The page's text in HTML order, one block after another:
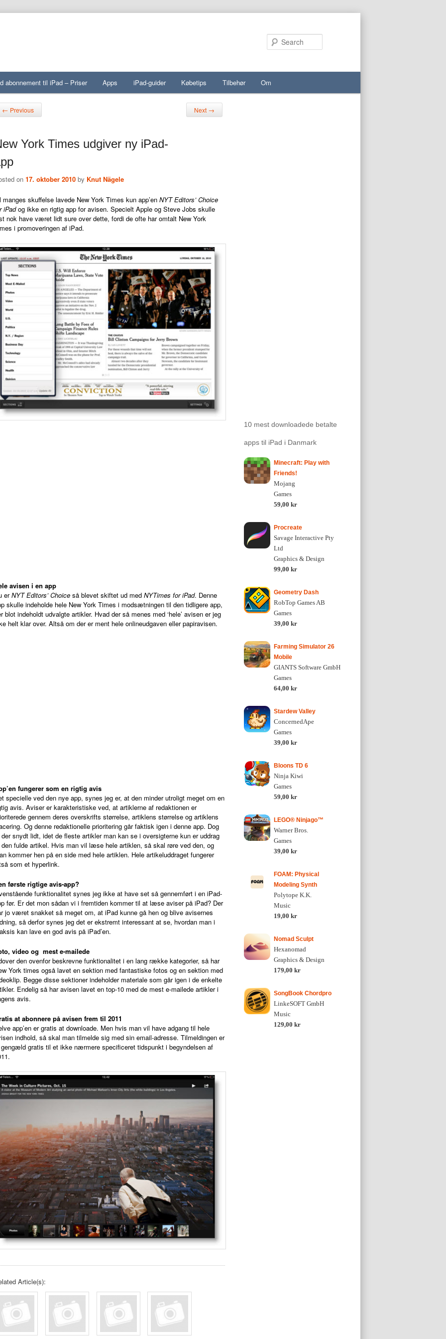
abonnement til iPad – Priser Apps iPad-guider Købetips Tilbehør Om
navigation
← Previous Next →
York Times udgiver ny iPad-
on 17. oktober 2010 by Knut Nägele
manges skuffelse lavede New York Times kun app’en NYT Editors’ Choice
iPadog ikke en rigtig app for avisen. Specielt Apple og Steve Jobs skulle
nok have været lidt sure over dette, fordi de ofte har omtalt New York
i promoveringen af iPad.
avisen i en app
erNYT Editors’ Choice så blevet skiftet ud med NYTimes for iPad. Denne
skulle indeholde hele New York Times i modsætningen til den tidligere app,
blot indeholdt udvalgte artikler. Hvad der så menes med ‘hele’ avisen er jeg
helt klar over. Altså om der er ment hele onlineudgaven eller papiravisen.
fungerer som en rigtig avis
specielle ved den nye app, synes jeg er, at den minder utroligt meget om en
avis. Aviser er karakteristiske ved, at artiklerne af redaktionen er
gennem deres overskrifts størrelse, artiklens størrelse og artiklens
Og denne redaktionelle prioritering går faktisk igen i denne app. Dog
der snydt lidt, idet de fleste artikler man kan se i oversigterne kun er uddrag
fulde artikel. Hvis man vil læse hele artiklen, så skal røre ved den, og
kommer hen på en side med hele artiklen. Hele artikeluddraget fungerer
som et hyperlink.
første rigtige avis-app?
funktionalitet synes jeg ikke at have set så gennemført i en iPad-
før. Er det mon sådan vi i fremtiden kommer til at læse aviser på iPad? Der
jo været snakket så meget om, at iPad kunne gå hen og blive avisernes
så derfor synes jeg det er ekstremt interessant at se, hvordan man i
kan lave en god avis på iPad’en.
video og mest e-mailede
den ovenfor beskrevne funktionalitet i en lang række kategorier, så har
York times også lavet en sektion med fantastiske fotos og en sektion med
Begge disse sektioner indeholder materiale som går igen i de enkelte
Endelig så har avisen lavet en top-10 med de mest e-mailede artikler i
avis.
at abonnere på avisen frem til 2011
app’en er gratis at downloade. Men hvis man vil have adgang til hele
indhold, så skal man tilmelde sig med sin email-adresse. Tilmeldingen er
gratis til et ikke nærmere specificeret tidspunkt i begyndelsen af
Article(s):
10 mest downloadede betalte
apps til iPad i Danmark
Minecraft: Play with
Friends!
Mojang
Games
59,00 kr
Procreate
Savage Interactive Pty
Ltd
Graphics & Design
99,00 kr
Geometry Dash
RobTop Games AB
Games
39,00 kr
Farming Simulator 26
Mobile
GIANTS Software GmbH
Games
64,00 kr
Stardew Valley
ConcernedApe
Games
39,00 kr
Bloons TD 6
Ninja Kiwi
Games
59,00 kr
LEGO® Ninjago™
Warner Bros.
Games
39,00 kr
FOAM: Physical
Modeling Synth
Polytope K.K.
Music
19,00 kr
Nomad Sculpt
Hexanomad
Graphics & Design
179,00 kr
SongBook Chordpro
LinkeSOFT GmbH
Music
129,00 kr